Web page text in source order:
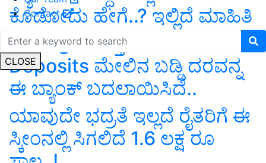
Contact
CLOSE
ಕೊಡೋದು ಹೇಗೆ..? ಇಲ್ಲಿದೆ ಮಾಹಿತಿ
Savings ಮತ್ತು Fixed
Deposits ಮೇಲಿನ ಬಡ್ಡಿ ದರವನ್ನ
ಈ ಬ್ಯಾಂಕ್‌ ಬದಲಾಯಿಸಿದೆ..
ಯಾವುದೇ ಭದ್ರತೆ ಇಲ್ಲದೆ ರೈತರಿಗೆ ಈ
ಸ್ಕೀಂನಲ್ಲಿ ಸಿಗಲಿದೆ 1.6 ಲಕ್ಷ ರೂ